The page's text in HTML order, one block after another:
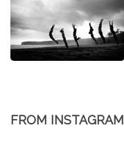
FROM INSTAGRAM